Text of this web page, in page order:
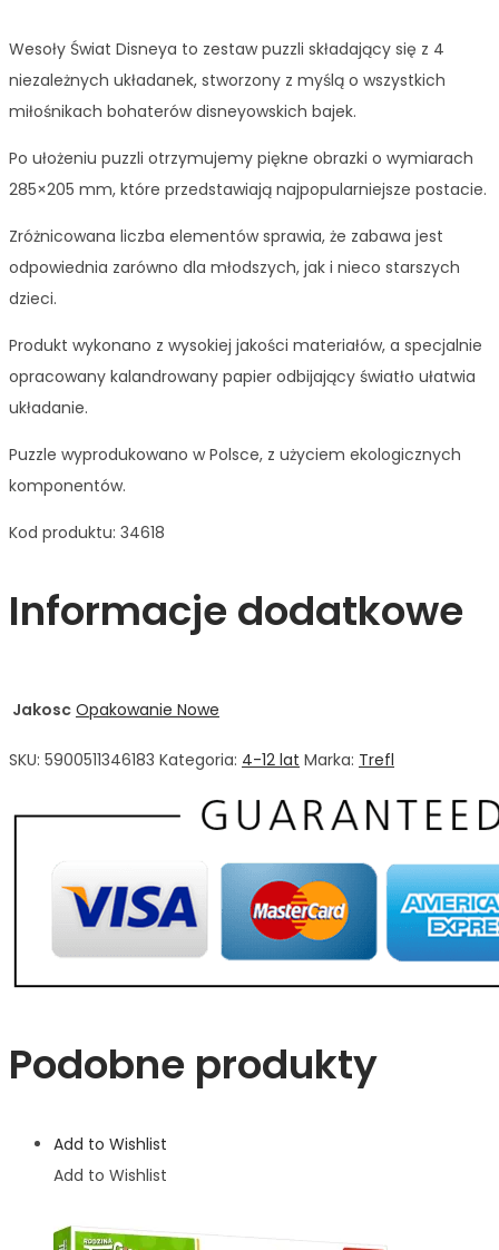
Wesoły Świat Disneya to zestaw puzzli składający się z 4
niezależnych układanek, stworzony z myślą o wszystkich
miłośnikach bohaterów disneyowskich bajek.
Po ułożeniu puzzli otrzymujemy piękne obrazki o wymiarach
285×205 mm, które przedstawiają najpopularniejsze postacie.
Zróżnicowana liczba elementów sprawia, że zabawa jest
odpowiednia zarówno dla młodszych, jak i nieco starszych
dzieci.
Produkt wykonano z wysokiej jakości materiałów, a specjalnie
opracowany kalandrowany papier odbijający światło ułatwia
układanie.
Puzzle wyprodukowano w Polsce, z użyciem ekologicznych
komponentów.
Kod produktu: 34618
Informacje dodatkowe
Jakosc Opakowanie Nowe
SKU: 5900511346183 Kategoria: 4-12 lat Marka: Trefl
Podobne produkty
Add to Wishlist
Add to Wishlist